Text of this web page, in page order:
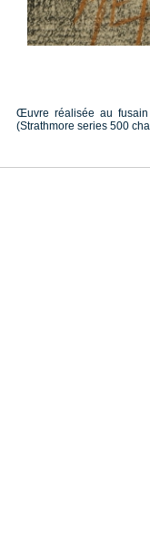
Œuvre réalisée au
(Strathmore series 500